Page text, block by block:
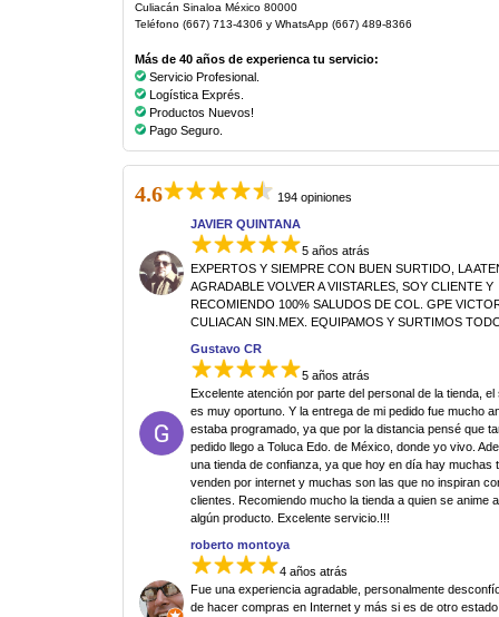
Culiacán Sinaloa México 80000
Teléfono (667) 713-4306 y WhatsApp (667) 489-8366
Más de 40 años de experienca tu servicio:
Servicio Profesional.
Logística Exprés.
Productos Nuevos!
Pago Seguro.
4.6
194 opiniones
JAVIER QUINTANA
5 años atrás
EXPERTOS Y SIEMPRE CON BUEN SURTIDO, LA
AGRADABLE VOLVER A VIISTARLES, SOY CLIENTE Y
RECOMIENDO 100% SALUDOS DE COL. GPE
CULIACAN SIN.MEX. EQUIPAMOS Y SURTIMOS
Gustavo CR
5 años atrás
Excelente atención por parte del personal de la tienda, el
es muy oportuno. Y la entrega de mi pedido fue mucho
estaba programado, ya que por la distancia pensé que
pedido llego a Toluca Edo. de México, donde yo vivo.
una tienda de confianza, ya que hoy en día hay muchas
venden por internet y muchas son las que no inspiran
clientes. Recomiendo mucho la tienda a quien se anime
algún producto. Excelente servicio.!!!
roberto montoya
4 años atrás
Fue una experiencia agradable, personalmente
de hacer compras en Internet y más si es de otro